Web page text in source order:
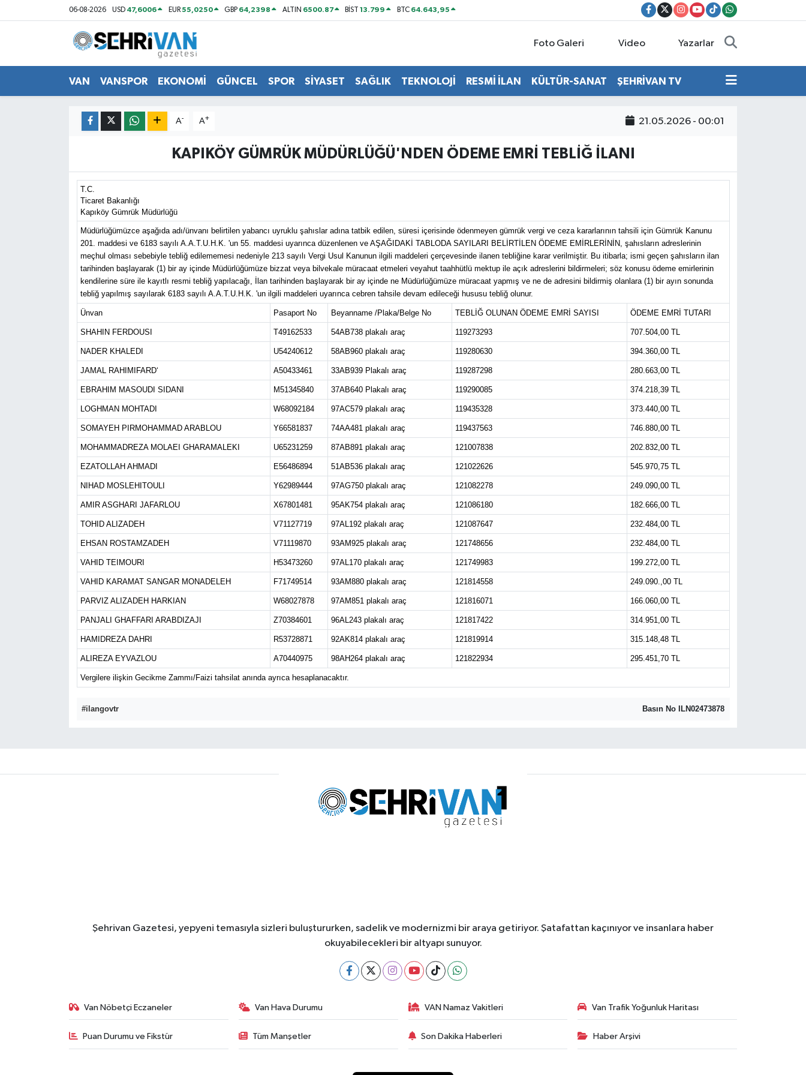
06-08-2026 USD 47,6006 EUR55,0250 GBP 64,2398 ALTIN 6500.87 BİST13.799 BTC 64.643,95
Foto Galeri Video Yazarlar
VAN VANSPOR EKONOMİ GÜNCEL SPOR SİYASET SAĞLIK TEKNOLOJİ RESMİ İLAN KÜLTÜR-SANAT ŞEHRİVAN TV
A- A+ 21.05.2026 - 00:01
KAPIKÖY GÜMRÜK MÜDÜRLÜĞÜ'NDEN ÖDEME EMRİ TEBLİĞ İLANI
T.C.
Ticaret Bakanlığı
Kapıköy Gümrük Müdürlüğü
Müdürlüğümüzce aşağıda adı/ünvanı belirtilen yabancı uyruklu şahıslar adına tatbik edilen, süresi içerisinde ödenmeyen gümrük vergi ve ceza kararlarının tahsili için Gümrük Kanunu
201. maddesi ve 6183 sayılı A.A.T.U.H.K. 'un 55. maddesi uyarınca düzenlenen ve AŞAĞIDAKİ TABLODA SAYILARI BELİRTİLEN ÖDEME EMİRLERİNİN, şahısların adreslerinin
meçhul olması sebebiyle tebliğ edilememesi nedeniyle 213 sayılı Vergi Usul Kanunun ilgili maddeleri çerçevesinde ilanen tebliğine karar verilmiştir. Bu itibarla; ismi geçen şahısların ilan
tarihinden başlayarak (1) bir ay içinde Müdürlüğümüze bizzat veya bilvekale müracaat etmeleri veyahut taahhütlü mektup ile açık adreslerini bildirmeleri; söz konusu ödeme emirlerinin
kendilerine süre ile kayıtlı resmi tebliğ yapılacağı, İlan tarihinden başlayarak bir ay içinde ne Müdürlüğümüze müracaat yapmış ve ne de adresini bildirmiş olanlara (1) bir ayın sonunda
tebliğ yapılmış sayılarak 6183 sayılı A.A.T.U.H.K. 'un ilgili maddeleri uyarınca cebren tahsile devam edileceği hususu tebliğ olunur.
Ünvan Pasaport No Beyanname /Plaka/Belge No TEBLİĞ OLUNAN ÖDEME EMRİ SAYISI ÖDEME EMRİ TUTARI
SHAHIN FERDOUSI T49162533 54AB738 plakalı araç 119273293 707.504,00 TL
NADER KHALEDI U54240612 58AB960 plakalı araç 119280630 394.360,00 TL
JAMAL RAHIMIFARD‘ A50433461 33AB939 Plakalı araç 119287298 280.663,00 TL
EBRAHIM MASOUDI SIDANI M51345840 37AB640 Plakalı araç 119290085 374.218,39 TL
LOGHMAN MOHTADI W68092184 97AC579 plakalı araç 119435328 373.440,00 TL
SOMAYEH PIRMOHAMMAD ARABLOU Y66581837 74AA481 plakalı araç 119437563 746.880,00 TL
MOHAMMADREZA MOLAEI GHARAMALEKI U65231259 87AB891 plakalı araç 121007838 202.832,00 TL
EZATOLLAH AHMADI E56486894 51AB536 plakalı araç 121022626 545.970,75 TL
NIHAD MOSLEHITOULI Y62989444 97AG750 plakalı araç 121082278 249.090,00 TL
AMIR ASGHARI JAFARLOU X67801481 95AK754 plakalı araç 121086180 182.666,00 TL
TOHID ALIZADEH V71127719 97AL192 plakalı araç 121087647 232.484,00 TL
EHSAN ROSTAMZADEH V71119870 93AM925 plakalı araç 121748656 232.484,00 TL
VAHID TEIMOURI H53473260 97AL170 plakalı araç 121749983 199.272,00 TL
VAHID KARAMAT SANGAR MONADELEH F71749514 93AM880 plakalı araç 121814558 249.090.,00 TL
PARVIZ ALIZADEH HARKIAN W68027878 97AM851 plakalı araç 121816071 166.060,00 TL
PANJALI GHAFFARI ARABDIZAJI Z70384601 96AL243 plakalı araç 121817422 314.951,00 TL
HAMIDREZA DAHRI R53728871 92AK814 plakalı araç 121819914 315.148,48 TL
ALIREZA EYVAZLOU A70440975 98AH264 plakalı araç 121822934 295.451,70 TL
Vergilere ilişkin Gecikme Zammı/Faizi tahsilat anında ayrıca hesaplanacaktır.
#ilangovtr Basın No ILN02473878
Şehrivan Gazetesi, yepyeni temasıyla sizleri buluştururken, sadelik ve modernizmi bir araya getiriyor. Şatafattan kaçınıyor ve insanlara haber
okuyabilecekleri bir altyapı sunuyor.
Van Nöbetçi Eczaneler Van Hava Durumu VAN Namaz Vakitleri Van Trafik Yoğunluk Haritası
Puan Durumu ve Fikstür Tüm Manşetler Son Dakika Haberleri Haber Arşivi
Van Nöbetçi Eczaneler
Van Hava Durumu
Tüm Manşetler
Son Dakika Haberleri
Haber Arşivi